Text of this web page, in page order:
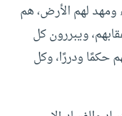
ومهد لهم الأرض، هم
ويبررون كل
حكمًا ودررًا، وكل